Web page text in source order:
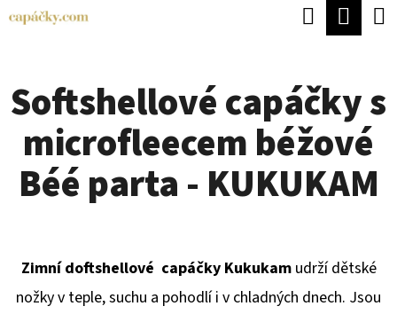
Přejít
Hledat
Softshellové capáčky s
microfleecem béžové
Béé parta - KUKUKAM
Zimní doftshellové capáčky Kukukamudrží dětské
nožky v teple, suchu a pohodlí i v chladných dnech. Jsou
K
C
O
P
O
Ř
E